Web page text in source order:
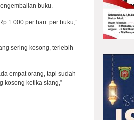
buku.
1.000 per hari per buku,”
sering kosong, terlebih
empat orang, tapi sudah
kosong ketika siang,”